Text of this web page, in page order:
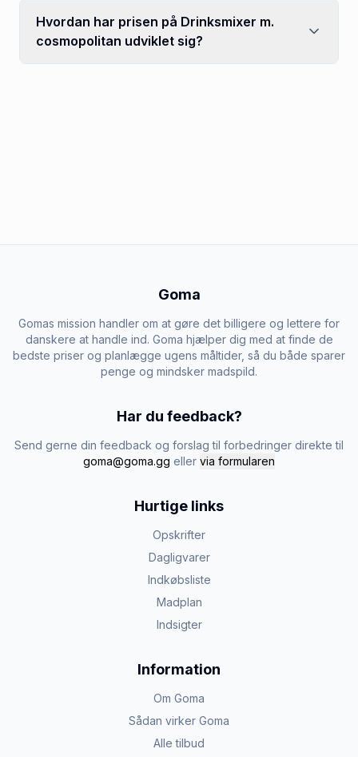
Hvordan har prisen på Drinksmixer m.
cosmopolitan udviklet sig?
Goma
Gomas mission handler om at gøre det billigere og lettere for
danskere at handle ind. Goma hjælper dig med at finde de
bedste priser og planlægge ugens måltider, så du både sparer
penge og mindsker madspild.
Har du feedback?
Send gerne din feedback og forslag til forbedringer direkte til
goma@goma.gg eller via formularen
Hurtige links
Opskrifter
Dagligvarer
Indkøbsliste
Madplan
Indsigter
Information
Om Goma
Sådan virker Goma
Alle tilbud